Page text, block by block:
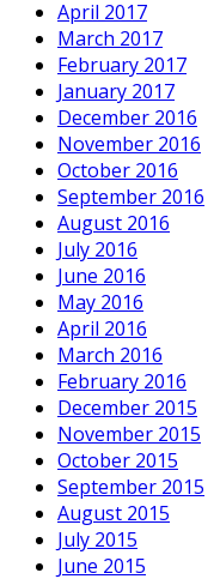
April 2017
March 2017
February 2017
January 2017
December 2016
November 2016
October 2016
September 2016
August 2016
July 2016
June 2016
May 2016
April 2016
March 2016
February 2016
December 2015
November 2015
October 2015
September 2015
August 2015
July 2015
June 2015